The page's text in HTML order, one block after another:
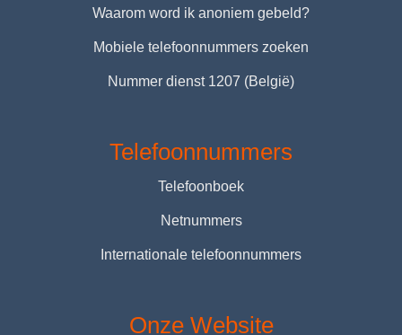
Waarom word ik anoniem gebeld?
Mobiele telefoonnummers zoeken
Nummer dienst 1207 (België)
Telefoonnummers
Telefoonboek
Netnummers
Internationale telefoonnummers
Onze Website